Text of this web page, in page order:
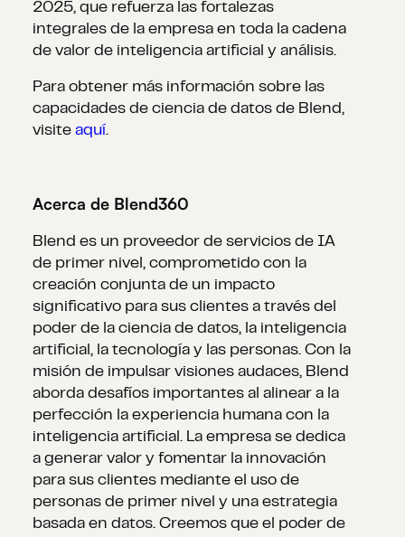
2025, que refuerza las fortalezas
integrales de la empresa en toda la cadena
de valor de inteligencia artificial y análisis.
Para obtener más información sobre las
capacidades de ciencia de datos de Blend,
visite aquí.
Acerca de Blend360
Blend es un proveedor de servicios de IA
de primer nivel, comprometido con la
creación conjunta de un impacto
significativo para sus clientes a través del
poder de la ciencia de datos, la inteligencia
artificial, la tecnología y las personas. Con la
misión de impulsar visiones audaces, Blend
aborda desafíos importantes al alinear a la
perfección la experiencia humana con la
inteligencia artificial. La empresa se dedica
a generar valor y fomentar la innovación
para sus clientes mediante el uso de
personas de primer nivel y una estrategia
basada en datos. Creemos que el poder de